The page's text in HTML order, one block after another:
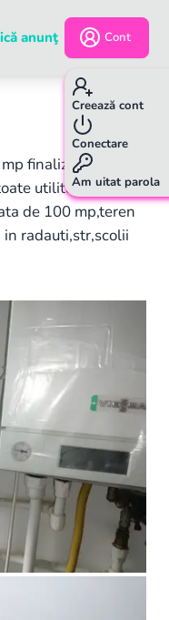
anunţ Cont
Creează cont
Conectare
Am uitat parola
finalizata in
utilitatile,doua
de 100 mp,teren
radauti,str,scolii